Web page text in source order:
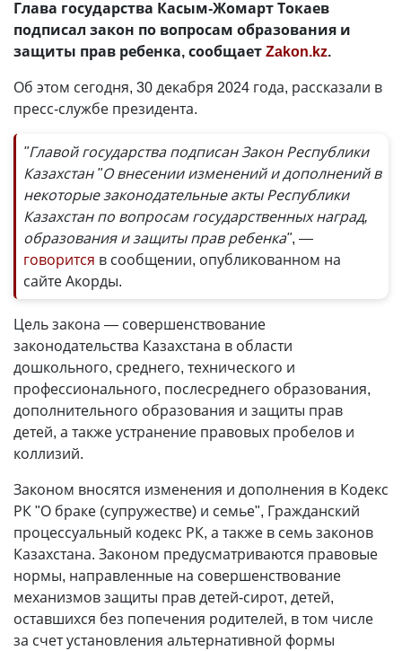
Глава государства Касым-Жомарт Токаев
подписал закон по вопросам образования и
защиты прав ребенка, сообщаетZakon.kz.
Об этом сегодня, 30 декабря 2024 года, рассказали в
пресс-службе президента.
"Главой государства подписан Закон Республики
Казахстан "О внесении изменений и дополнений в
некоторые законодательные акты Республики
Казахстан по вопросам государственных наград,
образования и защиты прав ребенка", —
говорится в сообщении, опубликованном на
сайте Акорды.
Цель закона — совершенствование
законодательства Казахстана в области
дошкольного, среднего, технического и
профессионального, послесреднего образования,
дополнительного образования и защиты прав
детей, а также устранение правовых пробелов и
коллизий.
Законом вносятся изменения и дополнения в Кодекс
РК "О браке (супружестве) и семье", Гражданский
процессуальный кодекс РК, а также в семь законов
Казахстана. Законом предусматриваются правовые
нормы, направленные на совершенствование
механизмов защиты прав детей-сирот, детей,
оставшихся без попечения родителей, в том числе
за счет установления альтернативной формы